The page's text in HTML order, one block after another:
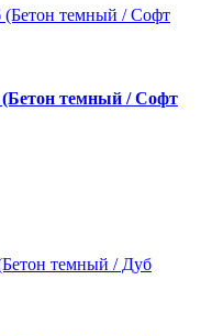
темный / Софт